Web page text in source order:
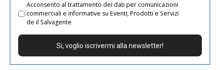
Acconsento al trattamento dei dati per comunicazioni
commerciali e informative su Eventi, Prodotti e Servizi
de il Salvagente